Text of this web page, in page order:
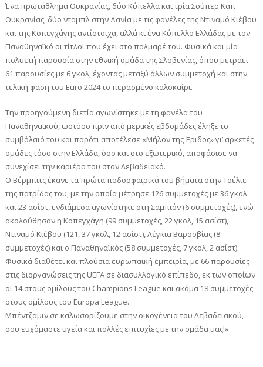
Ένα πρωτάθλημα Ουκρανίας, δύο Κύπελλα και τρία Σούπερ Καπ
Ουκρανίας, δύο νταμπλ στην Δανία με τις φανέλες της Ντιναμό Κιέβου
και της Κοπεγχάγης αντίστοιχα, αλλά κι ένα Κύπελλο Ελλάδας με τον
Παναθηναϊκό οι τίτλοι που έχει στο παλμαρέ του. Φυσικά και μία
πολυετή παρουσία στην εθνική ομάδα της Σλοβενίας, όπου μετράει
61 παρουσίες με 6 γκολ, έχοντας μεταξύ άλλων συμμετοχή και στην
τελική φάση του Euro 2024 το περασμένο καλοκαίρι.
Την προηγούμενη διετία αγωνίστηκε με τη φανέλα του
Παναθηναϊκού, ωστόσο πριν από μερικές εβδομάδες έληξε το
συμβόλαιό του και παρότι αποτέλεσε «Μήλον της Έριδος» γι’ αρκετές
ομάδες τόσο στην Ελλάδα, όσο και στο εξωτερικό, αποφάσισε να
συνεχίσει την καριέρα του στον Λεβαδειακό.
Ο Βέρμπιτς έκανε τα πρώτα ποδοσφαιρικά του βήματα στην Τσέλιε
της πατρίδας του, με την οποία μέτρησε 126 συμμετοχές με 36 γκολ
και 23 ασίστ, ενδιάμεσα αγωνίστηκε στη Σαμπιόν (6 συμμετοχές), ενώ
ακολούθησαν η Κοπεγχάγη (99 συμμετοχές, 22 γκολ, 15 ασίστ),
Ντιναμό Κιέβου (121, 37 γκολ, 12 ασίστ), Λέγκια Βαρσοβίας (8
συμμετοχές) και ο Παναθηναϊκός (58 συμμετοχές, 7 γκολ, 2 ασίστ).
Φυσικά διαθέτει και πλούσια ευρωπαϊκή εμπειρία, με 66 παρουσίες
στις διοργανώσεις της UEFA σε διασυλλογικό επίπεδο, εκ των οποίων
οι 14 στους ομίλους του Champions League και ακόμα 18 συμμετοχές
στους ομίλους του Europa League.
Μπέντζαμιν σε καλωσορίζουμε στην οικογένεια του Λεβαδειακού,
σου ευχόμαστε υγεία και πολλές επιτυχίες με την ομάδα μας!»